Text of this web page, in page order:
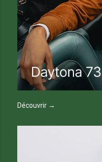
Découvrir →